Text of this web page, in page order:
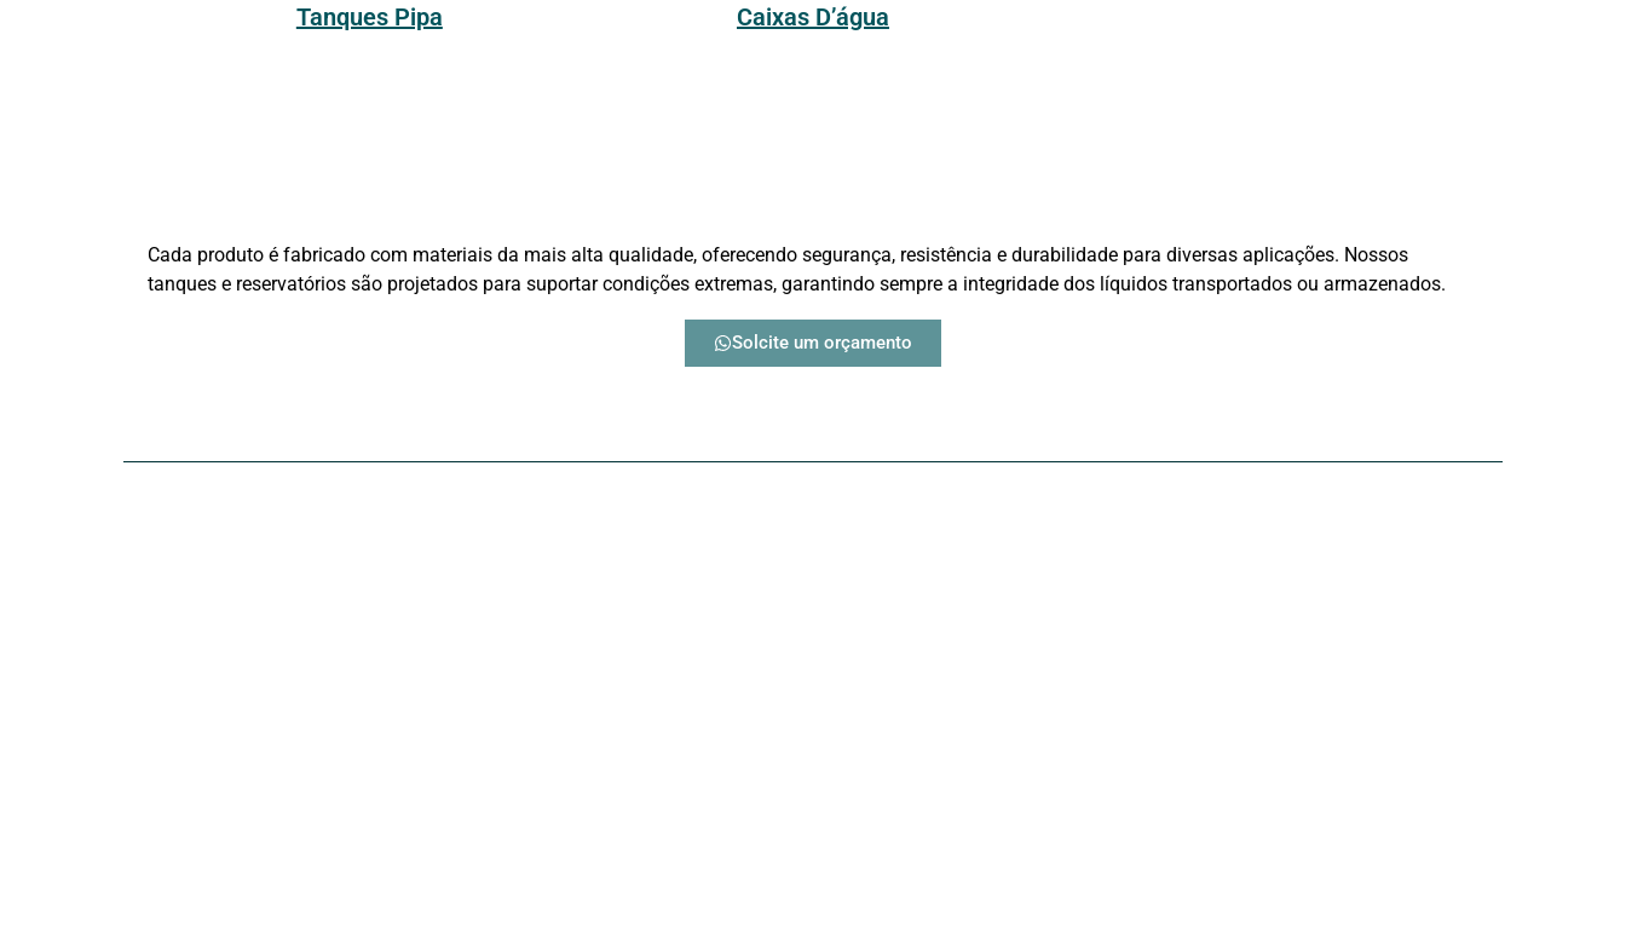
Tanques Pipa Caixas D’água
Cada produto é fabricado com materiais da mais alta qualidade, oferecendo segurança, resistência e durabilidade para diversas aplicações. Nossos
tanques e reservatórios são projetados para suportar condições extremas, garantindo sempre a integridade dos líquidos transportados ou armazenados.
Solcite um orçamento